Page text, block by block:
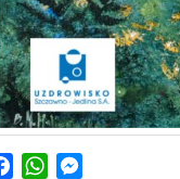
FacebookWhatsApp